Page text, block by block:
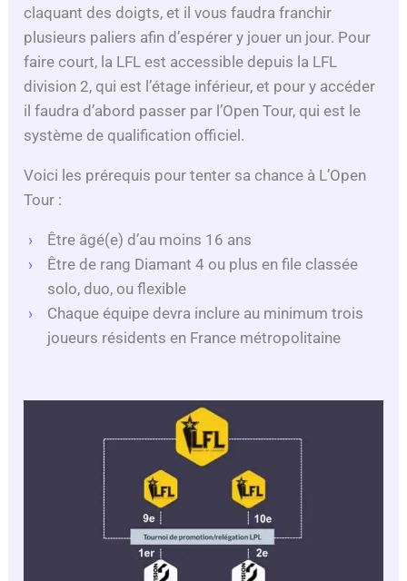
claquant des doigts, et il vous faudra franchir
plusieurs paliers afin d’espérer y jouer un jour. Pour
faire court, la LFL est accessible depuis la LFL
division 2, qui est l’étage inférieur, et pour y accéder
il faudra d’abord passer par l’Open Tour, qui est le
système de qualification officiel.
Voici les prérequis pour tenter sa chance à L’Open
Tour :
Être âgé(e) d’au moins 16 ans
Être de rang Diamant 4 ou plus en file classée
solo, duo, ou flexible
Chaque équipe devra inclure au minimum trois
joueurs résidents en France métropolitaine